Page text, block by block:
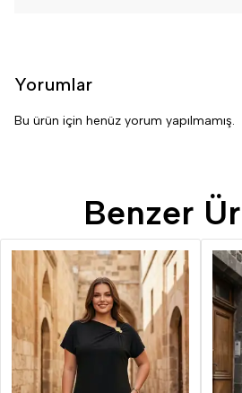
Yorumlar
Bu ürün için henüz yorum yapılmamış.
Benzer